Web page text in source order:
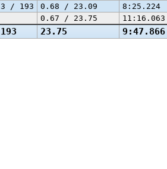
193 23.75 9:47.866
3 / 193 0.68 / 23.09
8:25.224
0.67 / 23.75 11:16.063